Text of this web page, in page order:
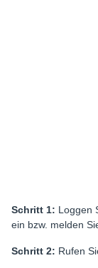
Schritt 1: Loggen
ein bzw. melden
Schritt 2: Rufen